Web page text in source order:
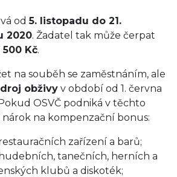
od5. listopadu do 21.
2020. Žadatel tak může čerpat
500 Kč.
na souběh se zaměstnáním, ale
obživy v období od 1. června
OSVČ podniká v těchto
na kompenzační bonus:
zařízení a barů;
tanečních, herních a
klubů a diskoték;